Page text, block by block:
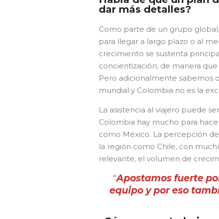
dar más detalles?
Como parte de un grupo
para llegar a largo plazo o al
crecimiento se sustenta
concientización, de manera
Pero adicionalmente sabemos
mundial y Colombia no es la
La asistencia al viajero puede
Colombia hay mucho para
como México. La percepción
la región como Chile, con
relevante, el volumen de
“Apostamos fuerte
equipo y por eso